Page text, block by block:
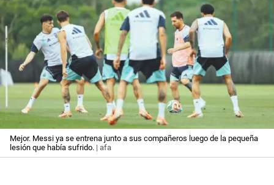
Mejor. Messi ya se entrena junto a sus compañeros luego de la pequeña
lesión que había sufrido. | afa